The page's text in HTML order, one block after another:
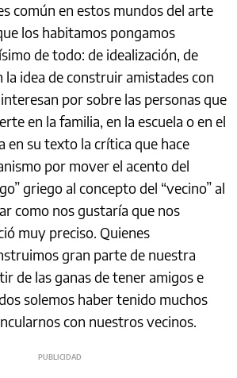
común en estos mundos del arte
los habitamos pongamos
de todo: de idealización, de
la idea de construir amistades con
por sobre las personas que
en la familia, en la escuela o en el
en su texto la crítica que hace
por mover el acento del
griego al concepto del “vecino” al
como nos gustaría que nos
muy preciso. Quienes
gran parte de nuestra
de las ganas de tener amigos e
solemos haber tenido muchos
con nuestros vecinos.